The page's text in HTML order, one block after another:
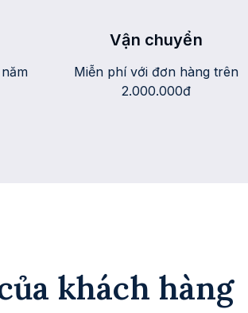
Vận chuyển
Miễn phí với đơn hàng trên
2.000.000đ
khách hàng